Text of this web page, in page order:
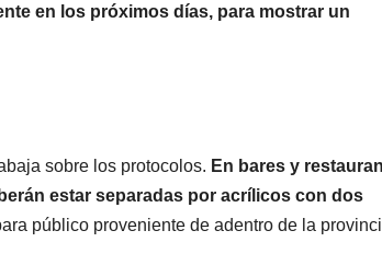
en los próximos días, para mostrar un
sobre los protocolos. En bares y
estar separadas por acrílicos con dos
público proveniente de adentro de la